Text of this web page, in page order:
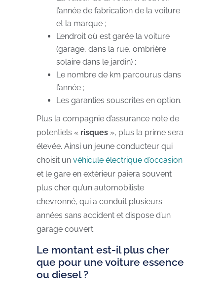
l’année de fabrication de la voiture
et la marque ;
L’endroit où est garée la voiture
(garage, dans la rue, ombrière
solaire dans le jardin) ;
Le nombre de km parcourus dans
l’année ;
Les garanties souscrites en option.
Plus la compagnie d’assurance note de
potentiels « risques », plus la prime sera
élevée. Ainsi un jeune conducteur qui
choisit un véhicule électrique d’occasion
et le gare en extérieur paiera souvent
plus cher qu’un automobiliste
chevronné, qui a conduit plusieurs
années sans accident et dispose d’un
garage couvert.
Le montant est-il plus cher
que pour une voiture essence
ou diesel ?